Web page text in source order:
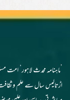
’ماہنامہ محدث لاہور‘ امت
اڑتالیس سال سے علم و